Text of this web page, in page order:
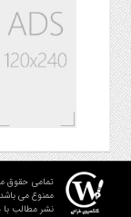
تمامی حقوق
ممنوع می
نشر مطالب با